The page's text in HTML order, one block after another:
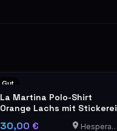
Gut
La Martina Polo-Shirt
Orange Lachs mit Stickerei
30,00 € Hesperange